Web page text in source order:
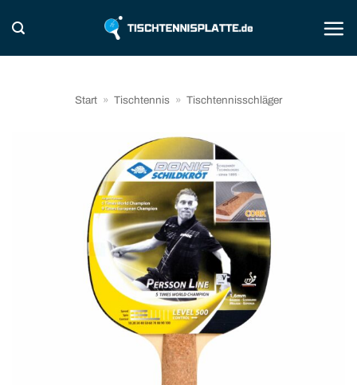
Inhalt
springen
Start » Tischtennis » Tischtennisschläger